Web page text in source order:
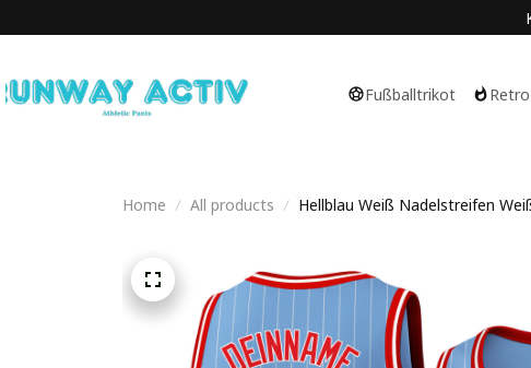
Fußballtrikot
Home All products Hellblau Weiß Nadelstreifen